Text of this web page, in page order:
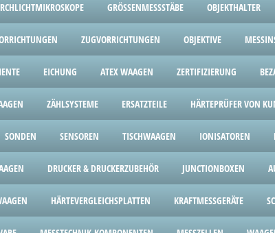
GRÖSSENMESSSTÄBE OBJEKTHALTER
ZUGVORRICHTUNGEN OBJEKTIVE
EICHUNG ATEX WAAGEN ZERTIFIZIERUNG
ZÄHLSYSTEME ERSATZTEILE HÄRTEPRÜFER VON
SONDEN SENSOREN TISCHWAAGEN IONISATOREN
DRUCKER & DRUCKERZUBEHÖR JUNCTIONBOXEN
HÄRTEVERGLEICHSPLATTEN KRAFTMESSGERÄTE